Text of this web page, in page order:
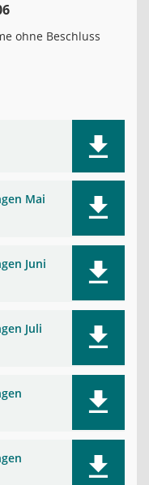
ohne Beschluss
Mai
Juni
Juli